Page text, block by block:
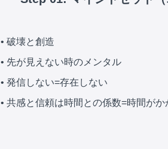
• 破壊と創造
• 先が見えない時のメンタル
• 発信しない=存在しない
• 共感と信頼は時間との係数=時間が